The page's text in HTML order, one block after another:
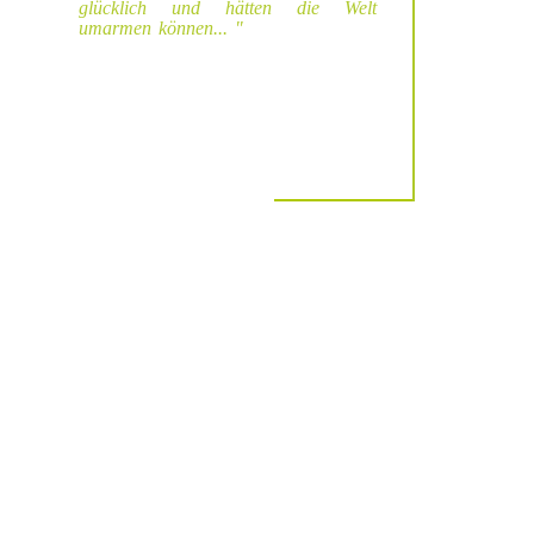
glücklich und hätten die Welt
umarmen können...